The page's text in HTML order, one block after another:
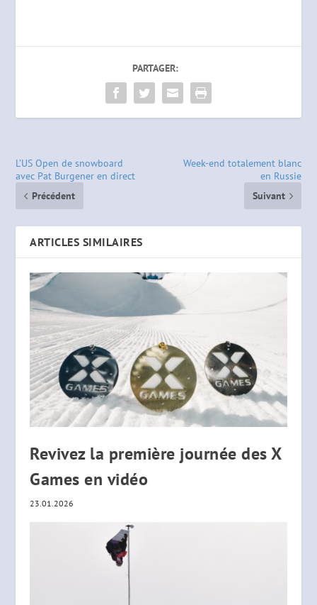
PARTAGER:
L’US Open de snowboard
avec Pat Burgener en direct
Précédent
Week-end totalement blanc
en Russie
Suivant
ARTICLES SIMILAIRES
Revivez la première journée des X
Games en vidéo
23.01.2026